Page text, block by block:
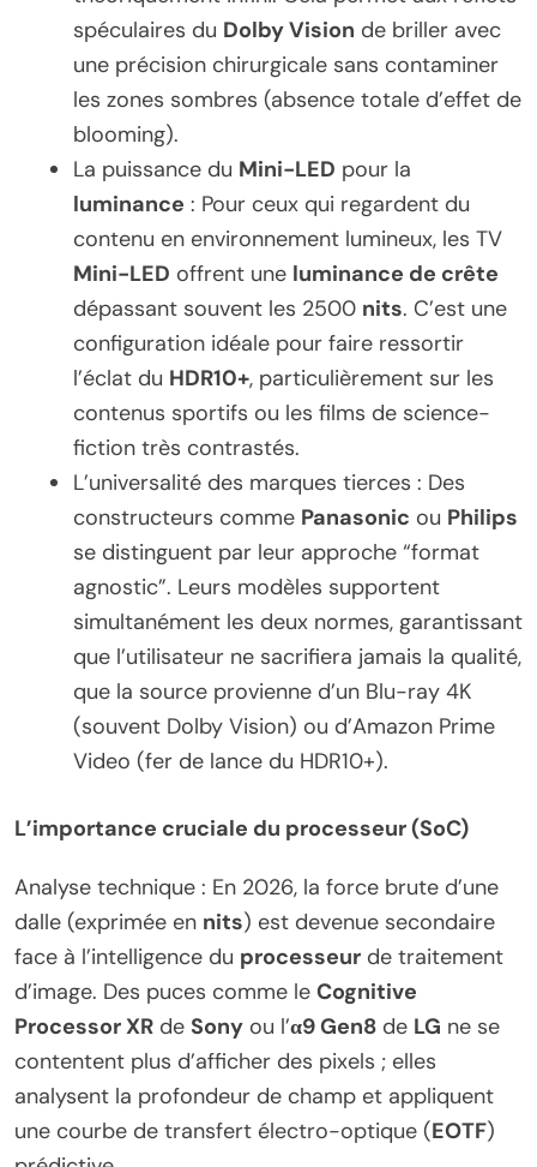
spéculaires du Dolby Vision de briller avec
une précision chirurgicale sans contaminer
les zones sombres (absence totale d’effet de
blooming).
La puissance du Mini-LED pour la
luminance : Pour ceux qui regardent du
contenu en environnement lumineux, les TV
Mini-LED offrent une luminance de crête
dépassant souvent les 2500 nits. C’est une
configuration idéale pour faire ressortir
l’éclat du HDR10+, particulièrement sur les
contenus sportifs ou les films de science-
fiction très contrastés.
L’universalité des marques tierces : Des
constructeurs comme Panasonic ou Philips
se distinguent par leur approche “format
agnostic”. Leurs modèles supportent
simultanément les deux normes, garantissant
que l’utilisateur ne sacrifiera jamais la qualité,
que la source provienne d’un Blu-ray 4K
(souvent Dolby Vision) ou d’Amazon Prime
Video (fer de lance du HDR10+).
L’importance cruciale du processeur (SoC)
Analyse technique : En 2026, la force brute d’une
dalle (exprimée en nits) est devenue secondaire
face à l’intelligence du processeur de traitement
d’image. Des puces comme le Cognitive
Processor XR de Sony ou l’α9 Gen8 de LG ne se
contentent plus d’afficher des pixels ; elles
analysent la profondeur de champ et appliquent
une courbe de transfert électro-optique (EOTF)